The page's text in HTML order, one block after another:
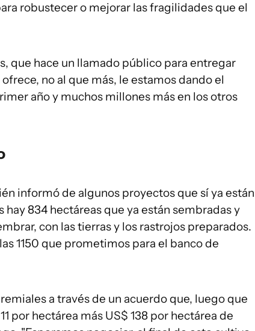
robustecer o mejorar las fragilidades que el
que hace un llamado público para entregar
no al que más, le estamos dando el
año y muchos millones más en los otros
informó de algunos proyectos que sí ya están
834 hectáreas que ya están sembradas y
con las tierras y los rastrojos preparados.
1150 que prometimos para el banco de
a través de un acuerdo que, luego que
por hectárea más US$ 138 por hectárea de